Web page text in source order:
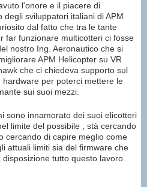
l'onore e il piacere di
sviluppatori italiani di APM
dal fatto che tra le tante
far funzionare multicotteri ci fosse
nostro Ing. Aeronautico che si
APM Helicopter su VR
che ci chiedeva supporto sul
per poterci mettere le
sui suoi mezzi.
sono innamorato dei suoi elicotteri
limite del possibile , stà cercando
cercando di capire meglio come
attuali limiti sia del firmware che
tutto questo lavoro